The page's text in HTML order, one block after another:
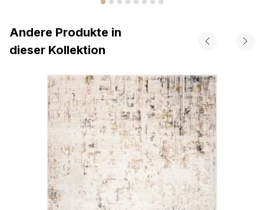
Andere Produkte in
dieser Kollektion